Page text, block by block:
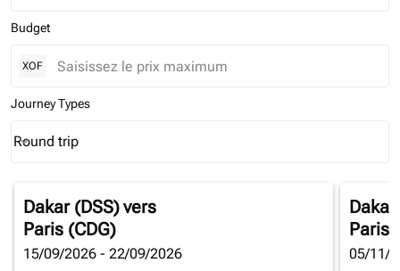
Budget
XOF
Journey Types
Journey Types option Round trip Selected
Round trip
keyboard_arrow_down
Dakar (DSS)vers
Paris (CDG)
15/09/2026 - 22/09/2026
Dakar
Paris
05/11/